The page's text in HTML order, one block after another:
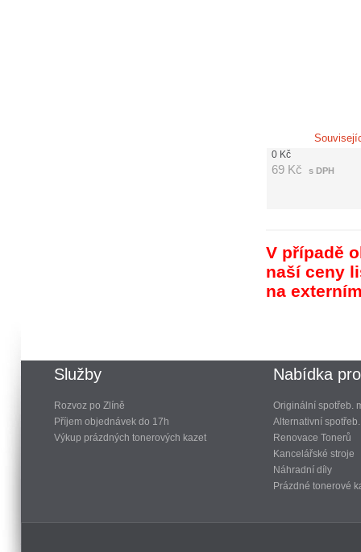
0 Kč
69 Kč s DPH
V případě
naší ceny
na
Služby
Rozvoz po Zlíně
Příjem objednávek do 17h
Výkup prázdných tonerových kazet
Nabídka
Originální spotřeb.
Alternativní
Renovace Tonerů
Kancelářské stroje
Náhradní díly
Prázdné tonerové